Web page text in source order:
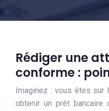
Rédiger une
conforme :
Imaginez : vous êtes sur
obtenir un prêt bancaire